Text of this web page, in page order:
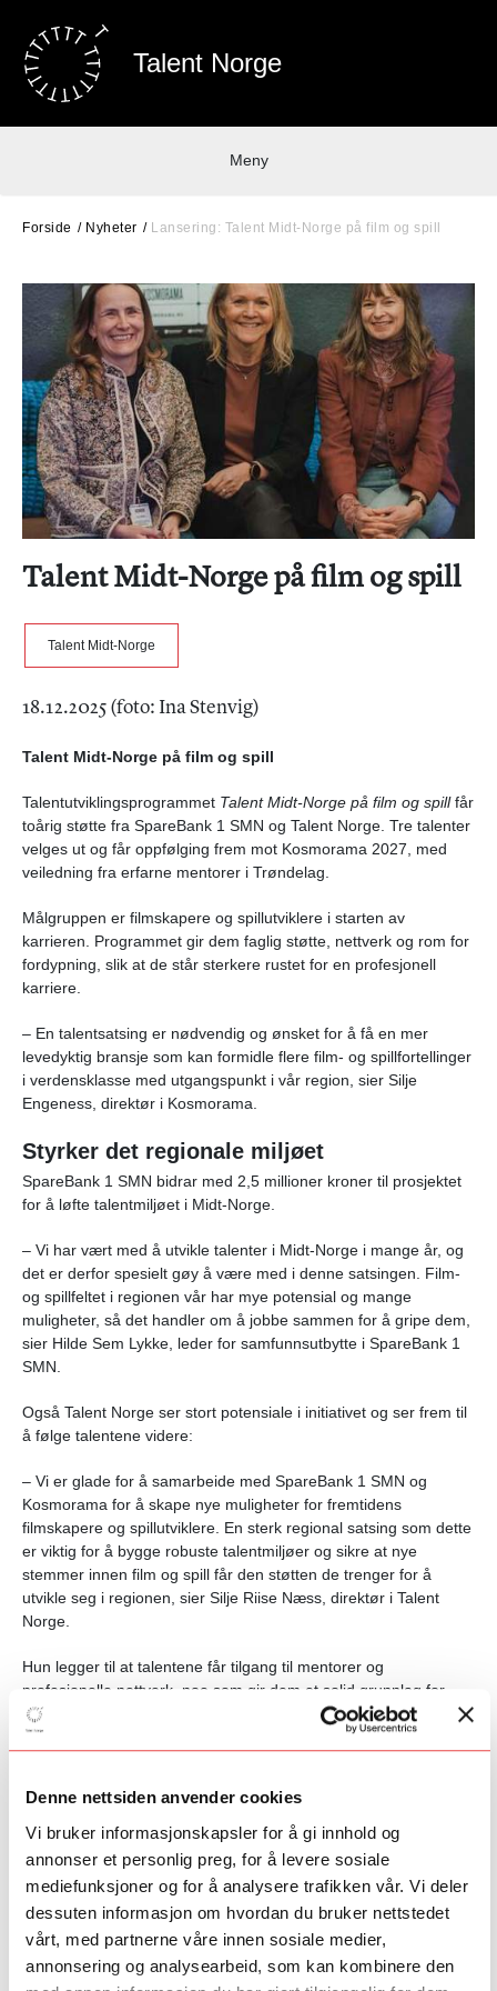
Denne nettsiden anvender cookies
Vi bruker informasjonskapsler for å gi innhold og
annonser et personlig preg, for å levere sosiale
mediefunksjoner og for å analysere trafikken vår. Vi deler
dessuten informasjon om hvordan du bruker nettstedet
vårt, med partnerne våre innen sosiale medier,
annonsering og analysearbeid, som kan kombinere den
Talent Norge
Meny
Forside Nyheter Lansering: Talent Midt-Norge på film og spill
Talent Midt-Norge på film og spill
Talent Midt-Norge
18.12.2025 (foto: Ina Stenvig)
Talent Midt-Norge på film og spill
Talentutviklingsprogrammet Talent Midt-Norge på film og spillfår
toårig støtte fra SpareBank 1 SMN og Talent Norge. Tre talenter
velges ut og får oppfølging frem mot Kosmorama 2027, med
veiledning fra erfarne mentorer i Trøndelag.
Målgruppen er filmskapere og spillutviklere i starten av
karrieren. Programmet gir dem faglig støtte, nettverk og rom for
fordypning, slik at de står sterkere rustet for en profesjonell
karriere.
– En talentsatsing er nødvendig og ønsket for å få en mer
levedyktig bransje som kan formidle flere film- og spillfortellinger
i verdensklasse med utgangspunkt i vår region, sier Silje
Engeness, direktør i Kosmorama.
Styrker det regionale miljøet
SpareBank 1 SMN bidrar med 2,5 millioner kroner til prosjektet
for å løfte talentmiljøet i Midt-Norge.
– Vi har vært med å utvikle talenter i Midt-Norge i mange år, og
det er derfor spesielt gøy å være med i denne satsingen. Film-
og spillfeltet i regionen vår har mye potensial og mange
muligheter, så det handler om å jobbe sammen for å gripe dem,
sier Hilde Sem Lykke, leder for samfunnsutbytte i SpareBank 1
SMN.
Også Talent Norge ser stort potensiale i initiativet og ser frem til
å følge talentene videre:
– Vi er glade for å samarbeide med SpareBank 1 SMN og
Kosmorama for å skape nye muligheter for fremtidens
filmskapere og spillutviklere. En sterk regional satsing som dette
er viktig for å bygge robuste talentmiljøer og sikre at nye
stemmer innen film og spill får den støtten de trenger for å
utvikle seg i regionen, sier Silje Riise Næss, direktør i Talent
Norge.
Hun legger til at talentene får tilgang til mentorer og
profesjonelle nettverk, noe som gir dem et solid grunnlag for
videre karriereutvikling.
– Vi ser frem til å følge deres reise og bidra til å styrke miljøet i
Midt-Norge.
Søknadsprosess og oppstart
Programmet er rettet mot nyutdannede film- og spillarbeidere
som kan dokumentere talent gjennom tidligere resultater. De tre
utvalgte talentene får arbeidsplass, rådgivning, coaching og tid
til å utvikle prosjektene sine.